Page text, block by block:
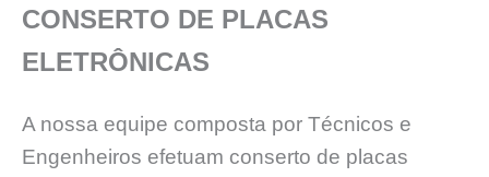
CONSERTO DE PLACAS
ELETRÔNICAS
A nossa equipe composta por Técnicos e
Engenheiros efetuam conserto de placas